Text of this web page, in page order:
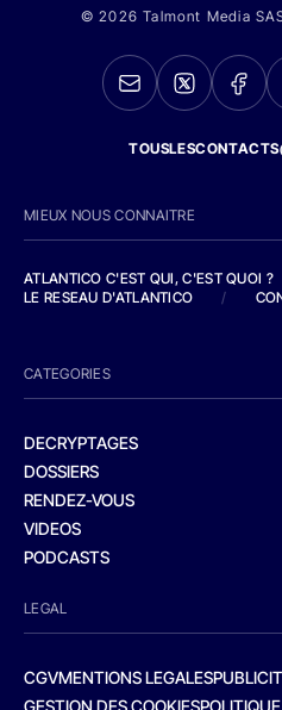
© 2026 Talmont Media
MIEUX NOUS CONNAITRE
ATLANTICO C'EST QUI, C'EST QUOI ?
LE RESEAU D'ATLANTICO
/
CATEGORIES
DECRYPTAGES
DOSSIERS
RENDEZ-VOUS
VIDEOS
PODCASTS
LEGAL
CGVMENTIONS LEGALES
GESTION DES COOKIES